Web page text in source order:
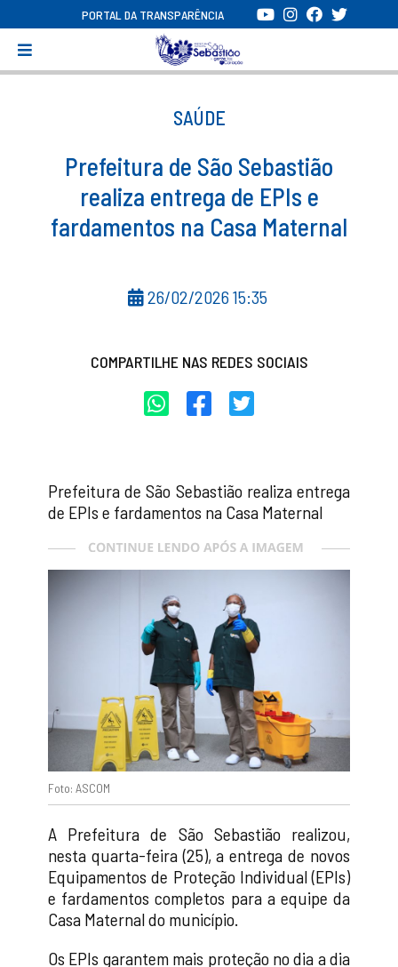
PORTAL DA TRANSPARÊNCIA
SAÚDE
Prefeitura de São Sebastião
realiza entrega de EPIs e
fardamentos na Casa Maternal
26/02/2026 15:35
COMPARTILHE NAS REDES SOCIAIS
Prefeitura de São Sebastião realiza entrega
de EPIs e fardamentos na Casa Maternal
Foto: ASCOM
A Prefeitura de São Sebastião realizou,
nesta quarta-feira (25), a entrega de novos
Equipamentos de Proteção Individual (EPIs)
e fardamentos completos para a equipe da
Casa Maternal do município.
Os EPIs garantem mais proteção no dia a dia